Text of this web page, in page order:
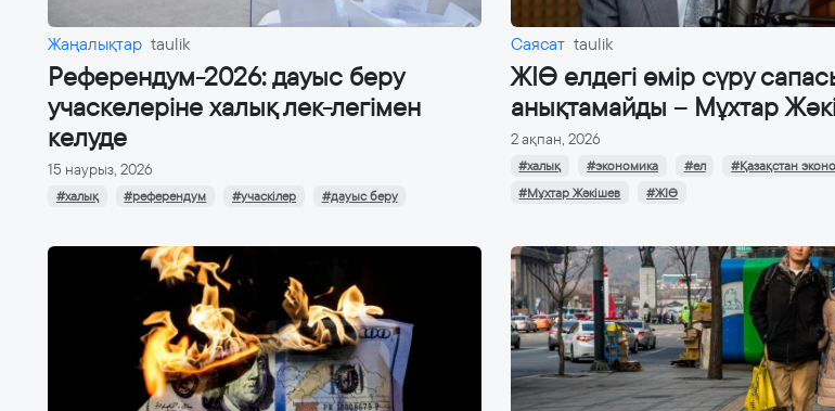
Жаңалықтар taulik
Референдум-2026: дауыс беру
учаскелеріне халық лек-легімен
келуде
15 наурыз, 2026
#халық #референдум #учаскілер #дауыс беру
Саясат taulik
ЖІӨ елдегі өмір сүру
анықтамайды – Мұхтар
2 ақпан, 2026
#халық #экономика #ел
#Қазақстан
#Мұхтар Жәкішев
#ЖІӨ